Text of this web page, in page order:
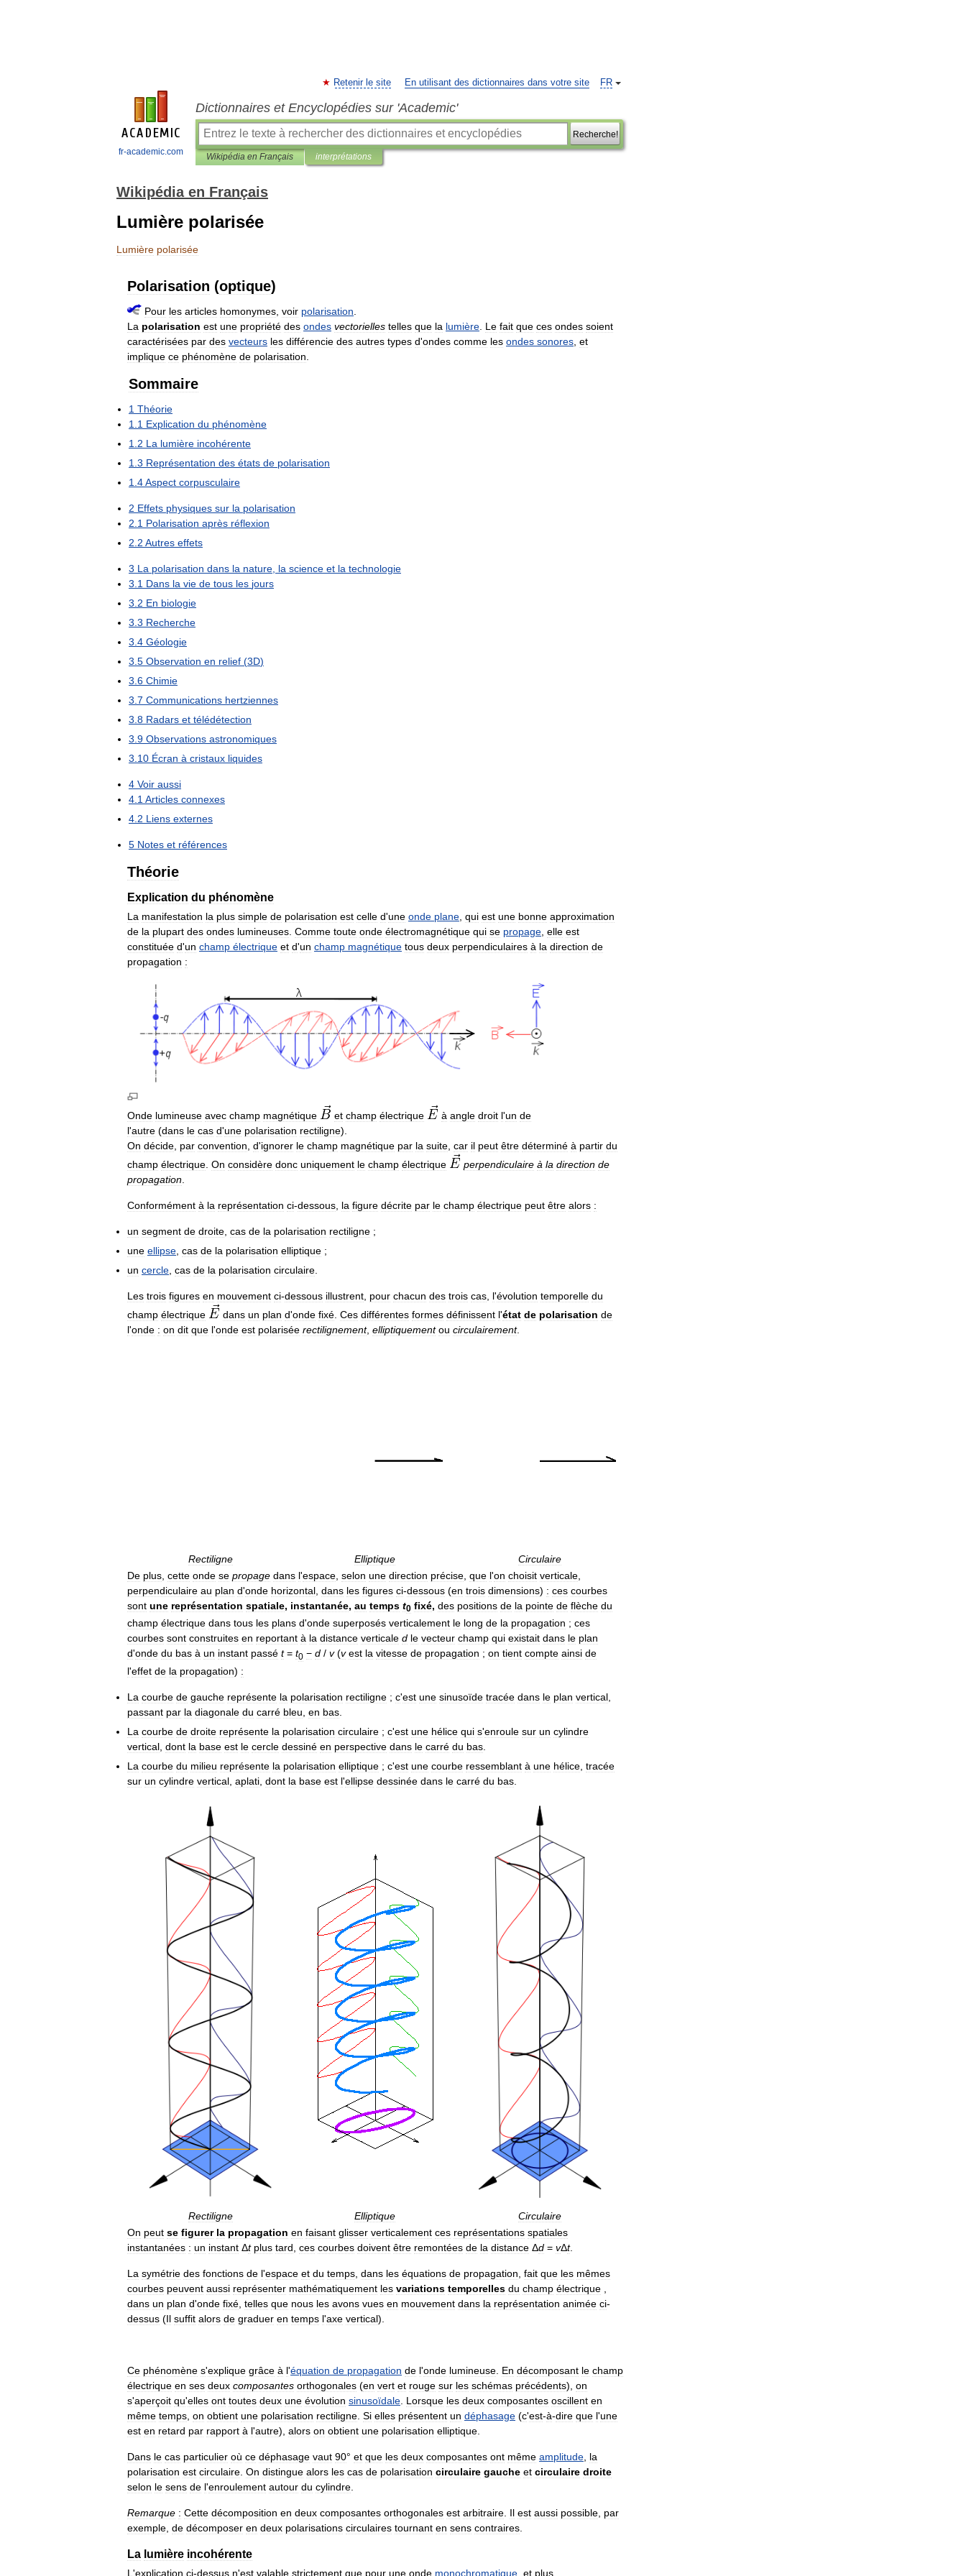
fr-academic.com
FR
Retenir le site En utilisant des dictionnaires dans votre site
Dictionnaires et Encyclopédies sur 'Academic'
Recherche!
Wikipédia en Français interprétations
Wikipédia en Français
Lumière polarisée
Lumière polarisée
Polarisation (optique)
Pour les articles homonymes voir polarisation
La polarisation est une propriété des ondes vectorielles telles que la lumière Le fait que ces ondes soient
caractérisées par des vecteurs les différencie des autres types d'ondes comme les ondes sonores et
implique ce phénomène de polarisation
Sommaire
1 Théorie
1 1 Explication du phénomène
1 2 La lumière incohérente
1 3 Représentation des états de polarisation
1 4Aspect corpusculaire
2 Effets physiques sur la polarisation
2 1 Polarisation après réflexion
2 2 Autres effets
3 La polarisation dans la nature la science et la technologie
3 1 Dans la vie de tous les jours
3 2 En biologie
3 3 Recherche
3 4 Géologie
3 5 Observation en relief (3D)
3 6 Chimie
3 7 Communications hertziennes
3 8 Radars et télédétection
3 9 Observations astronomiques
3 10 Écran à cristaux liquides
4 Voir aussi
4 1 Articles connexes
4 2 Liens externes
5 Notes et références
Théorie
Explication du phénomène
La manifestation la plus simple de polarisation est celle d'une onde plane qui est une bonne approximation
de la plupart des ondes lumineuses Comme toute onde électromagnétique qui se propage elle est
constituée d'un champ électrique et d'un champ magnétique tous deux perpendiculaires à la direction de
propagation :
Onde lumineuse avec champ magnétique et champ électrique à angle droit l'un de
l'autre (dans le cas d'une polarisation rectiligne).
On décide par convention d'ignorer le champ magnétique par la suite car il peut être déterminé à partir du
champ électrique On considère donc uniquement le champ électrique perpendiculaire à la direction de
propagation
Conformément à la représentation ci-dessous la figure décrite par le champ électrique peut être alors :
un segment de droite cas de la polarisation rectiligne ;
une ellipse cas de la polarisation elliptique ;
un cercle cas de la polarisation circulaire
Les trois figures en mouvement ci-dessous illustrent pour chacun des trois cas l'évolution temporelle du
champ électrique dans un plan d'onde fixé Ces différentes formes définissent l'état de polarisation de
l'onde : on dit que l'onde est polarisée rectilignement, elliptiquement ou circulairement.
Rectiligne Elliptique
Circulaire
De plus cette onde se propage dans l'espace selon une direction précise que l'on choisit verticale
perpendiculaire au plan d'onde horizontal dans les figures ci-dessous (en trois dimensions) : ces courbes
sont une représentation spatiale, instantanée, au temps t0 fixé, des positions de la pointe de flèche du
champ électrique dans tous les plans d'onde superposés verticalement le long de la propagation ; ces
courbes sont construites en reportant à la distance verticale d le vecteur champ qui existait dans le plan
d'onde du bas à un instant passé t= t0 − d / v(v est la vitesse de propagation ; on tient compte ainsi de
l'effet de la propagation) :
La courbe de gauche représente la polarisation rectiligne ; c'est une sinusoïde tracée dans le plan vertical
passant par la diagonale du carré bleu en bas
La courbe de droite représente la polarisation circulaire ; c'est une hélice qui s'enroule sur un cylindre
vertical dont la base est le cercle dessiné en perspective dans le carré du bas
La courbe du milieu représente la polarisation elliptique ; c'est une courbe ressemblant à une hélice tracée
sur un cylindre vertical aplati dont la base est l'ellipse dessinée dans le carré du bas
Rectiligne Elliptique
Circulaire
On peut se figurer la propagation en faisant glisser verticalement ces représentations spatiales
instantanées : un instant Δt plus tard ces courbes doivent être remontées de la distance Δd = vΔt.
La symétrie des fonctions de l'espace et du temps dans les équations de propagation fait que les mêmes
courbes peuvent aussi représenter mathématiquement les variations temporelles du champ électrique
dans un plan d'onde fixé telles que nous les avons vues en mouvement dans la représentation animée ci-
dessus (Il suffit alors de graduer en temps l'axe vertical).
Ce phénomène s'explique grâce à l'équation de propagation de l'onde lumineuse En décomposant le champ
électrique en ses deux composantes orthogonales (en vert et rouge sur les schémas précédents), on
s'aperçoit qu'elles ont toutes deux une évolution sinusoïdale Lorsque les deux composantes oscillent en
même temps on obtient une polarisation rectiligne Si elles présentent un déphasage (c'est-à-dire que l'une
est en retard par rapport à l'autre), alors on obtient une polarisation elliptique
Dans le cas particulier où ce déphasage vaut 90° et que les deux composantes ont même amplitude la
polarisation est circulaire On distingue alors les cas de polarisation circulaire gauche et circulaire droite
selon le sens de l'enroulement autour du cylindre
Remarque : Cette décomposition en deux composantes orthogonales est arbitraire Il est aussi possible par
exemple de décomposer en deux polarisations circulaires tournant en sens contraires
La lumière incohérente
L 'explication ci-dessus n'est valable strictement que pour une onde monochromatique et plus